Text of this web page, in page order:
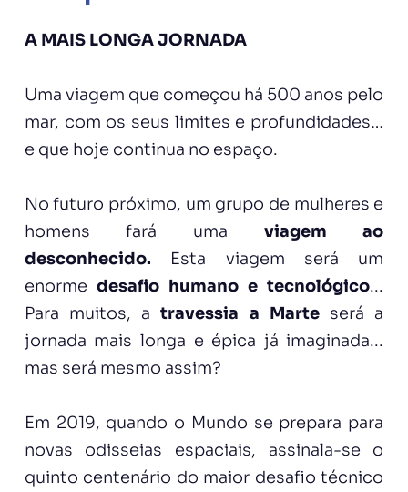
A MAIS LONGA JORNADA
Uma viagem que começou há 500 anos pelo
mar, com os seus limites e profundidades…
e que hoje continua no espaço.
No futuro próximo, um grupo de mulheres e
homens fará uma viagem ao
desconhecido. Esta viagem será um
enorme desafio humano e tecnológico...
Para muitos, atravessia a Marteserá a
jornada mais longa e épica já imaginada...
mas será mesmo assim?
Em 2019, quando o Mundo se prepara para
novas odisseias espaciais, assinala-se o
quinto centenário do maior desafio técnico